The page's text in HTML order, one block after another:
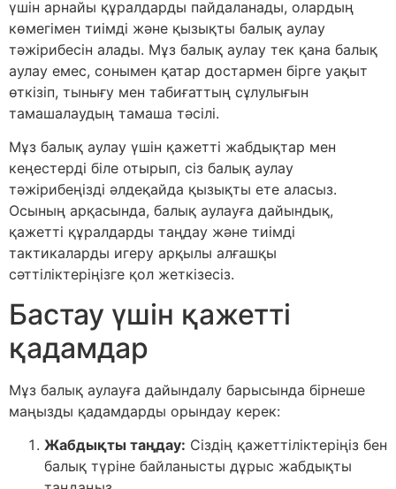
үшін арнайы құралдарды пайдаланады, олардың
көмегімен тиімді және қызықты балық аулау
тәжірибесін алады. Мұз балық аулау тек қана балық
аулау емес, сонымен қатар достармен бірге уақыт
өткізіп, тынығу мен табиғаттың сұлулығын
тамашалаудың тамаша тәсілі.
Мұз балық аулау үшін қажетті жабдықтар мен
кеңестерді біле отырып, сіз балық аулау
тәжірибеңізді әлдеқайда қызықты ете аласыз.
Осының арқасында, балық аулауға дайындық,
қажетті құралдарды таңдау және тиімді
тактикаларды игеру арқылы алғашқы
сәттіліктеріңізге қол жеткізесіз.
Бастау үшін қажетті
қадамдар
Мұз балық аулауға дайындалу барысында бірнеше
маңызды қадамдарды орындау керек:
Жабдықты таңдау: Сіздің қажеттіліктеріңіз бен
балық түріне байланысты дұрыс жабдықты